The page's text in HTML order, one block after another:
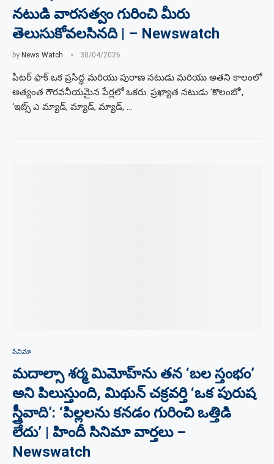
నటుడి వారసత్వం గురించి మీరు
తెలుసుకోవలసినది | – Newswatch
by News Watch 30/04/2026
పీటర్ ఫాక్ ఒక ప్రసిద్ధ మరియు పురాణ నటుడు మరియు అతని కాలంలో
అత్యంత గౌరవనీయమైన పేర్లలో ఒకరు. ప్రఖ్యాత నటుడు ‘కొలంబో’,
‘ఇట్స్ ఎ మ్యాడ్, మ్యాడ్, మ్యాడ్, …
సినిమా
మదాల్సా శర్మ మిమోహ్‌ను తన ‘బల స్తంభం’
అని పిలుస్తుంది, మిథున్ చక్రవర్తి ‘ఒక పురుష
స్త్రీవాది’: ‘పిల్లలను కనడం గురించి ఒత్తిడి
లేదు’ | హిందీ సినిమా వార్తలు –
Newswatch